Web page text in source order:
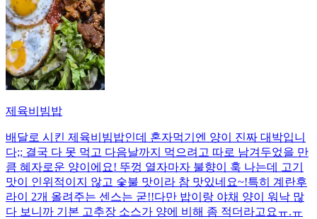
제육비빔밥
배달로 시킨 제육비빔밥인데 혼자먹기엔 양이 진짜 대박입니
다;; 결국 다 못 먹고 다음날까지 먹으려고 따로 남겨두었을 만
큼 혜자로운 양이에요! 뚜껑 열자마자 불향이 훅 나는데 고기
맛이 인위적이지 않고 숯불 맛이라 참 맛있네요~!특히 계란후
라이 2개 올려주는 센스는 굳!! ​다만 밥이랑 야채 양이 워낙 많
다 보니까 기본 고추장 소스가 양에 비해 좀 적더라고요ㅠ.ㅠ